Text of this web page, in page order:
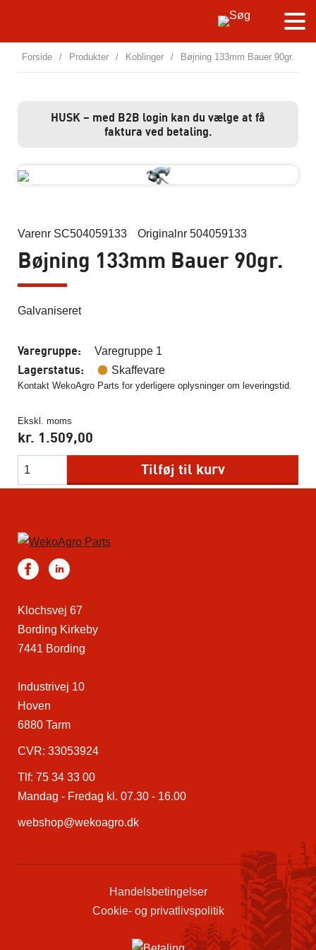
Forside / Produkter / Koblinger / Bøjning 133mm Bauer 90gr.
HUSK – med B2B login kan du vælge at få
faktura ved betaling.
Varenr SC504059133 Originalnr 504059133
Bøjning 133mm Bauer 90gr.
Galvaniseret
Varegruppe: Varegruppe 1
Lagerstatus: Skaffevare
Kontakt WekoAgro Parts for yderligere oplysninger om leveringstid.
Ekskl. moms
kr. 1.509,00
Tilføj til kurv
Klochsvej 67
Bording Kirkeby
7441 Bording
Industrivej 10
Hoven
6880 Tarm
CVR: 33053924
Tlf: 75 34 33 00
Mandag - Fredag kl. 07.30 - 16.00
webshop@wekoagro.dk
Handelsbetingelser
Cookie- og privatlivspolitik